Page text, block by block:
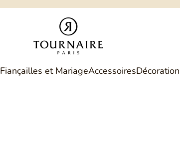
Philippe Tournaire
Fiançailles et MariageAccessoiresDécoration